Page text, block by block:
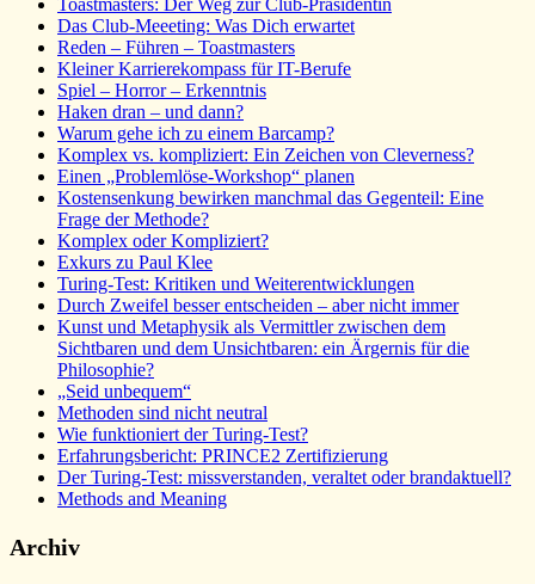
Toastmasters: Der Weg zur Club-Präsidentin
Das Club-Meeeting: Was Dich erwartet
Reden – Führen – Toastmasters
Kleiner Karrierekompass für IT-Berufe
Spiel – Horror – Erkenntnis
Haken dran – und dann?
Warum gehe ich zu einem Barcamp?
Komplex vs. kompliziert: Ein Zeichen von Cleverness?
Einen „Problemlöse-Workshop“ planen
Kostensenkung bewirken manchmal das Gegenteil: Eine
Frage der Methode?
Komplex oder Kompliziert?
Exkurs zu Paul Klee
Turing-Test: Kritiken und Weiterentwicklungen
Durch Zweifel besser entscheiden – aber nicht immer
Kunst und Metaphysik als Vermittler zwischen dem
Sichtbaren und dem Unsichtbaren: ein Ärgernis für die
Philosophie?
„Seid unbequem“
Methoden sind nicht neutral
Wie funktioniert der Turing-Test?
Erfahrungsbericht: PRINCE2 Zertifizierung
Der Turing-Test: missverstanden, veraltet oder brandaktuell?
Methods and Meaning
Archiv